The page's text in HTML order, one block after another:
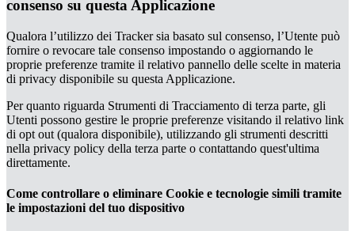
consenso su questa Applicazione
Qualora l’utilizzo dei Tracker sia basato sul consenso, l’Utente può
fornire o revocare tale consenso impostando o aggiornando le
proprie preferenze tramite il relativo pannello delle scelte in materia
di privacy disponibile su questa Applicazione.
Per quanto riguarda Strumenti di Tracciamento di terza parte, gli
Utenti possono gestire le proprie preferenze visitando il relativo link
di opt out (qualora disponibile), utilizzando gli strumenti descritti
nella privacy policy della terza parte o contattando quest'ultima
direttamente.
Come controllare o eliminare Cookie e tecnologie simili tramite
le impostazioni del tuo dispositivo